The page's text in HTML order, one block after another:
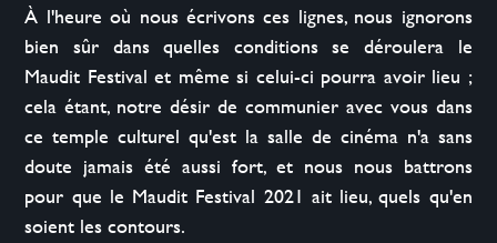
À l'heure où nous écrivons ces lignes, nous ignorons
bien sûr dans quelles conditions se déroulera le
Maudit Festival et même si celui-ci pourra avoir lieu ;
cela étant, notre désir de communier avec vous dans
ce temple culturel qu'est la salle de cinéma n'a sans
doute jamais été aussi fort, et nous nous battrons
pour que le Maudit Festival 2021 ait lieu, quels qu'en
soient les contours.